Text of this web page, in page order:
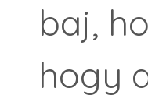
baj,
hogy